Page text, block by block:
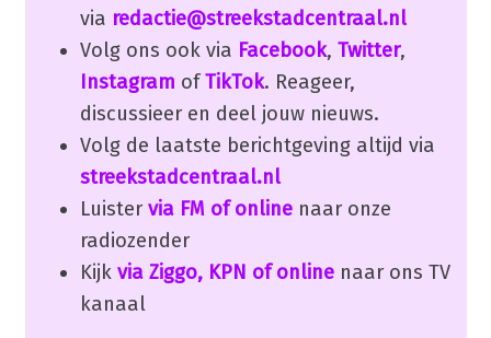
via redactie@streekstadcentraal.nl
Volg ons ook via Facebook, Twitter,
Instagram ofTikTok. Reageer,
discussieer en deel jouw nieuws.
Volg de laatste berichtgeving altijd via
streekstadcentraal.nl
Luister via FM of onlinenaar onze
radiozender
Kijk via Ziggo, KPN of onlinenaar ons TV
kanaal